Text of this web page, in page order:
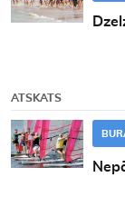
ATSKATS